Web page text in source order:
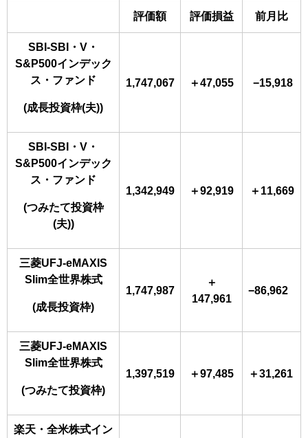
評価額 評価損益 前月比
SBI-SBI・V・
S&P500インデック
ス・ファンド
(成長投資枠(夫))
1,747,067 ＋47,055 −15,918
SBI-SBI・V・
S&P500インデック
ス・ファンド
(つみたて投資枠
(夫))
1,342,949 ＋92,919 ＋11,669
三菱UFJ-eMAXIS
Slim全世界株式
(成長投資枠)
1,747,987
＋
147,961
−86,962
三菱UFJ-eMAXIS
Slim全世界株式
(つみたて投資枠)
1,397,519 ＋97,485 ＋31,261
楽天・全米株式イン